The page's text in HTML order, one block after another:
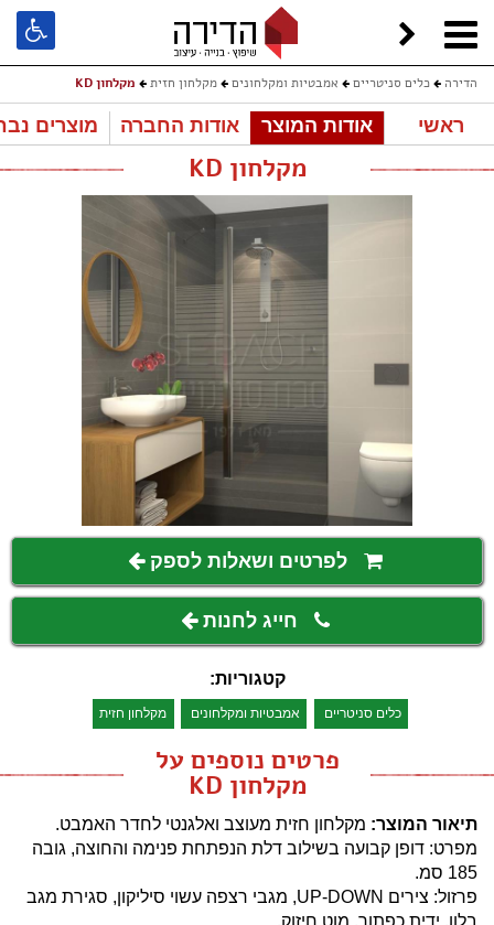
הדירה כלים סניטריים אמבטיות ומקלחונים מקלחון חזית מקלחון KD
ראשי אודות המוצר אודות החברה מוצרים
מקלחון KD
לפרטים ושאלות לספק
חייג לחנות
קטגוריות:
כלים סניטריים אמבטיות ומקלחונים מקלחון חזית
פרטים נוספים על
מקלחון KD
תיאור המוצר: מקלחון חזית מעוצב ואלגנטי לחדר האמבט.
מפרט: דופן קבועה בשילוב דלת הנפתחת פנימה והחוצה, גובה
185 סמ.
פרזול: צירים UP-DOWN, מגבי רצפה עשוי סיליקון, סגירת מגב